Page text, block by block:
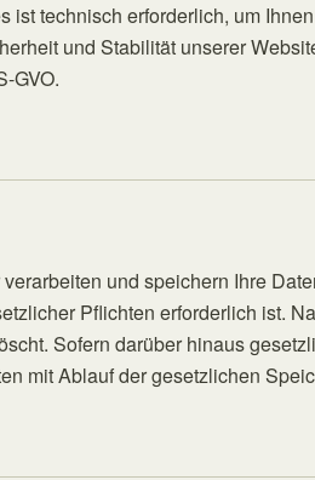
ist technisch erforderlich, um
und Stabilität unserer
GVO.
verarbeiten und speichern Ihre
Pflichten erforderlich ist.
Sofern darüber hinaus
mit Ablauf der gesetzlichen